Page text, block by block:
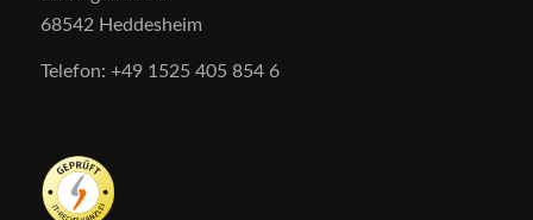
68542 Heddesheim
Telefon: +49 1525 405 854 6